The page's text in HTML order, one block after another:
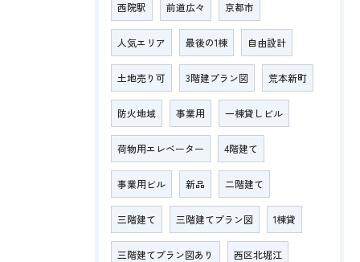
西院駅 前道広々 京都市
人気エリア 最後の1棟 自由設計
土地売り可 3階建プラン図 荒本新町
防火地域 事業用 一棟貸しビル
荷物用エレベーター 4階建て
事業用ビル 新品 二階建て
三階建て 三階建てプラン図 1棟貸
三階建てプラン図あり 西区北堀江